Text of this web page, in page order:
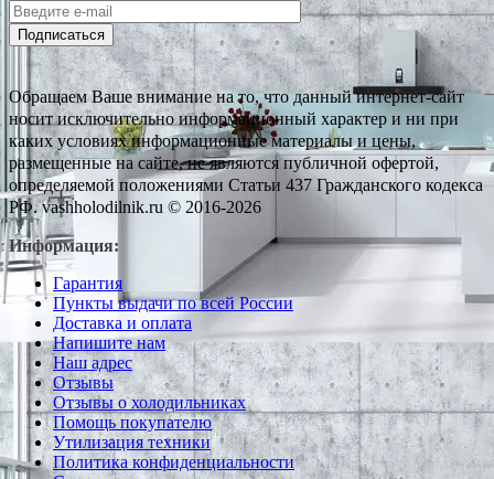
Подписаться
Обращаем Ваше внимание на то, что данный интернет-сайт
носит исключительно информационный характер и ни при
каких условиях информационные материалы и цены,
размещенные на сайте, не являются публичной офертой,
определяемой положениями Статьи 437 Гражданского кодекса
РФ. vashholodilnik.ru © 2016-2026
Информация:
Гарантия
Пункты выдачи по всей России
Доставка и оплата
Напишите нам
Наш адрес
Отзывы
Отзывы о холодильниках
Помощь покупателю
Утилизация техники
Политика конфиденциальности